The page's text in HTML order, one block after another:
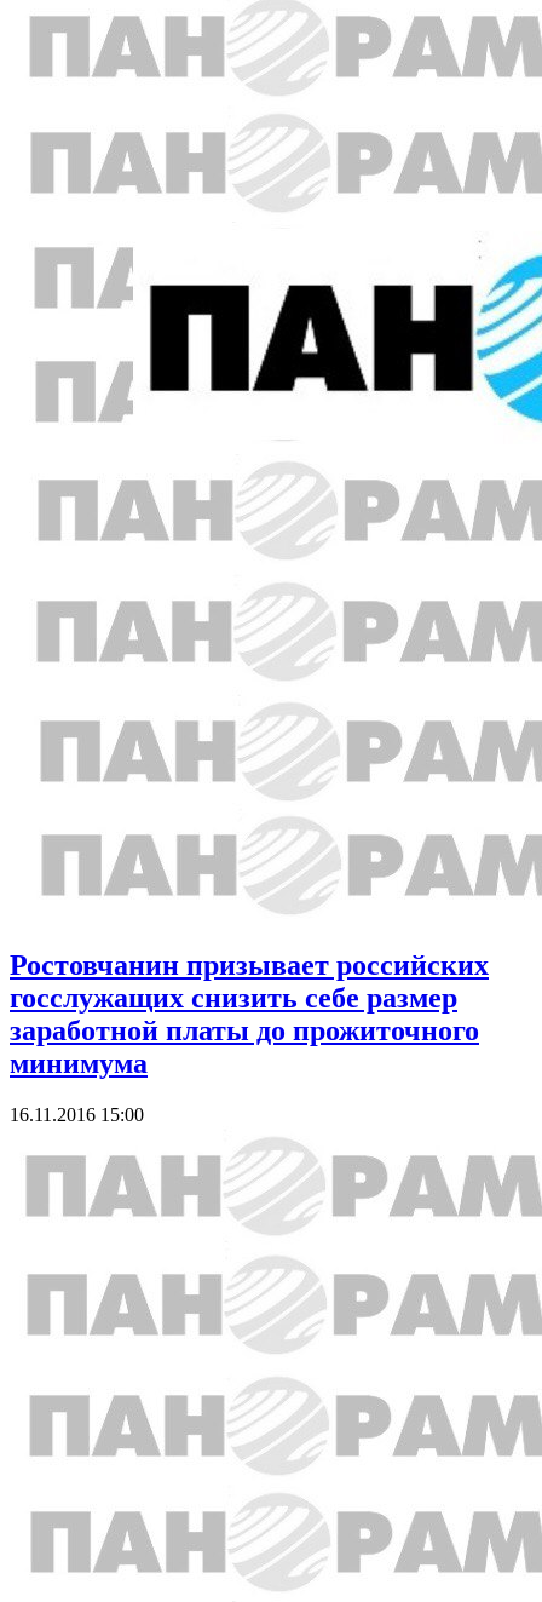
Ростовчанин призывает российских
госслужащих снизить себе размер
заработной платы до прожиточного
минимума
16.11.2016 15:00